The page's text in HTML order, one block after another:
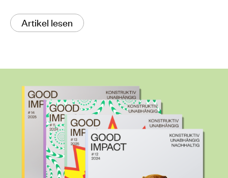
Artikel lesen